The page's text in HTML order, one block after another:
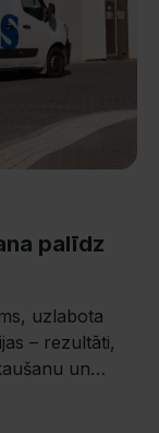
palīdz
uzlabota
– rezultāti,
un